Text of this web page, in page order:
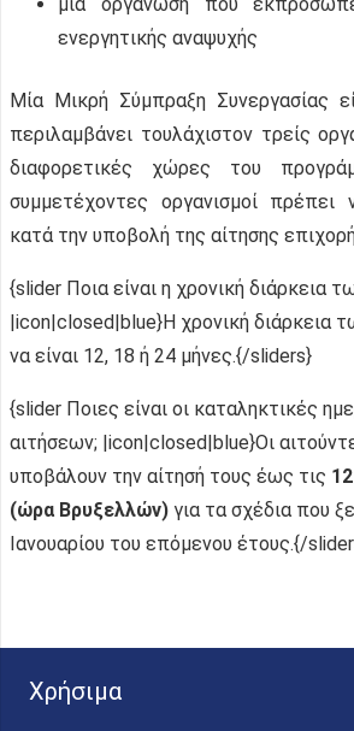
ενεργητικής αναψυχής
Μία Μικρή Σύμπραξη Συνεργασίας
περιλαμβάνει τουλάχιστον τρείς
διαφορετικές χώρες του
συμμετέχοντες οργανισμοί πρέπει
κατά την υποβολή της αίτησης
{slider Ποια είναι η χρονική διάρκεια
|icon|closed|blue}Η χρονική διάρκεια
να είναι 12, 18 ή 24 μήνες.{/sliders}
{slider Ποιες είναι οι καταληκτικές
αιτήσεων; |icon|closed|blue}Οι
υποβάλουν την αίτησή τους έως τις
(ώρα Βρυξελλών) για τα σχέδια που
Ιανουαρίου του επόμενου έτους.{/
Χρήσιμα